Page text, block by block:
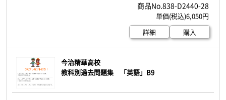
838-D2440-28
6,050円
詳細
購入
今治精華高校
教科別過去問題集 「英語」B9